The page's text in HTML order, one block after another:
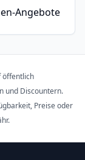
Angebote
öffentlich
und Discountern.
Preise oder